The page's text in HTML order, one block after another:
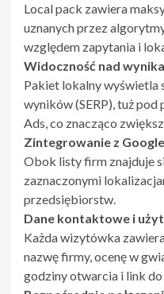
Local pack zawiera
uznanych przez
względem zapytania i
Widoczność nad
Pakiet lokalny wyświetla
wyników (SERP), tuż
Ads, co znacząco
Zintegrowanie z
Obok listy firm znajduje
zaznaczonymi
przedsiębiorstw.
Dane kontaktowe i
Każda wizytówka
nazwę firmy, ocenę w
godziny otwarcia i link